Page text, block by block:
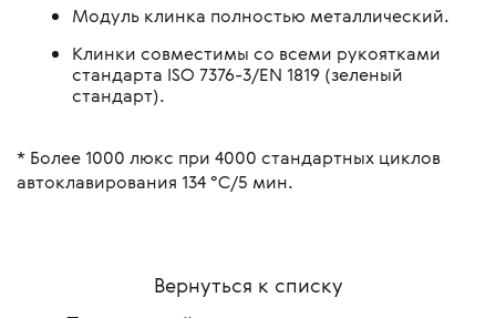
Модуль клинка полностью металлический.
Клинки совместимы со всеми рукоятками
стандарта ISO 7376-3/EN 1819 (зеленый
стандарт).
* Более 1000 люкс при 4000 стандартных циклов
автоклавирования 134 °C/5 мин.
Вернуться к списку